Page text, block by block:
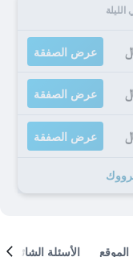
عرض الصفقة
عرض الصفقة
عرض الصفقة
الموقع الأسئلة الشائعة